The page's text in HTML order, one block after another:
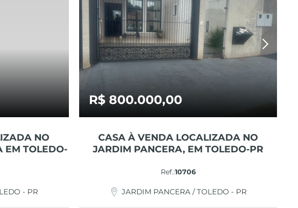
NO
EM TOLEDO-
- PR
R$ 800.000,00
CASA À VENDA LOCALIZADA NO
JARDIM PANCERA, EM TOLEDO-PR
Ref.:10706
JARDIM PANCERA / TOLEDO - PR